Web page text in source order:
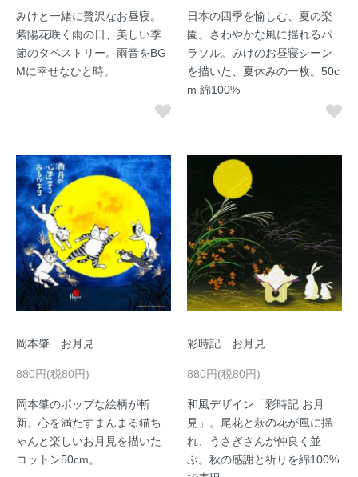
みけと一緒に贅沢なお昼寝。
紫陽花咲く雨の日、美しい季
節のタペストリー。雨音をBG
Mに幸せなひと時。
日本の四季を愉しむ、夏の楽
園。さわやかな風に揺れるパ
ラソル。みけのお昼寝シーン
を描いた、夏休みの一枚。50c
m 綿100%
岡本肇 お月見
880円(税80円)
岡本肇のポップな絵柄が斬
新。心を満たすまんまる猫ち
ゃんと楽しいお月見を描いた
コットン50cm。
彩時記 お月見
880円(税80円)
和風デザイン「彩時記 お月
見」。尾花と萩の花が風に揺
れ、うさぎさんが仲良く並
ぶ。秋の感謝と祈りを綿100%